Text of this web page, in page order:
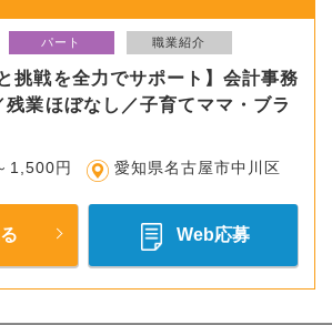
パート 職業紹介
挑戦を全力でサポート】会計事務
業ほぼなし／子育てママ・ブラ
1,500円 愛知県名古屋市中川区
Web応募